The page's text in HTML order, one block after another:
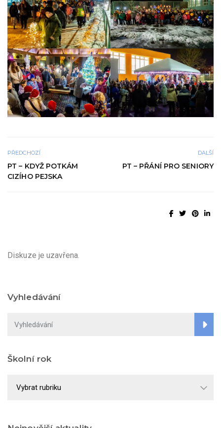
PŘEDCHOZÍ
PT – KDYŽ POTKÁM
CIZÍHO PEJSKA
DALŠÍ
PT – PŘÁNÍ PRO SENIORY
Diskuze je uzavřena.
Vyhledávání
Školní rok
rok